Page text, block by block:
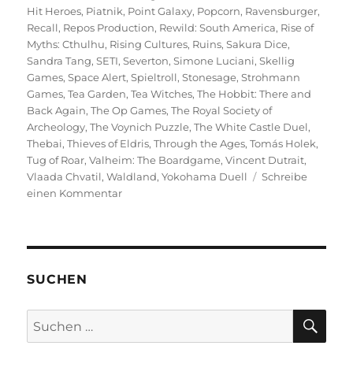
Hit Heroes, Piatnik, Point Galaxy, Popcorn, Ravensburger,
Recall, Repos Production, Rewild: South America, Rise of
Myths: Cthulhu, Rising Cultures, Ruins,Sakura Dice,
Sandra Tang,SETI,Severton,Simone Luciani,Skellig
Games,Space Alert,Spieltroll,Stonesage,Strohmann
Games,Tea Garden,Tea Witches,The Hobbit: There and
Back Again,The Op Games,The Royal Society of
Archeology,The Voynich Puzzle,The White Castle Duel,
Thebai,Thieves of Eldris,Through the Ages,Tomás Holek,
Tug of Roar,Valheim: The Boardgame,Vincent Dutrait,
Vlaada Chvatil,Waldland,Yokohama Duell
Schreibe
einen Kommentarzu
die
SUCHEN
Suchen
nach: